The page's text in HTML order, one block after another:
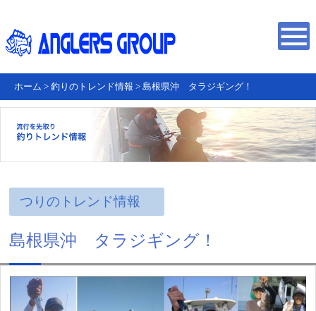
ホーム > 釣りのトレンド情報 > 島根県沖 タラジギング！
つりのトレンド情報
島根県沖 タラジギング！